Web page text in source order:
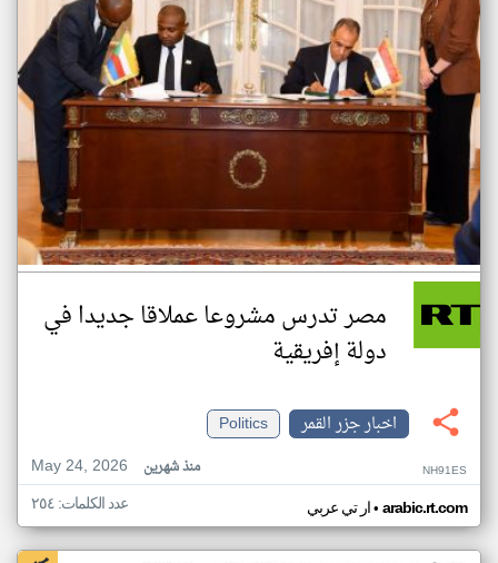
مصر تدرس مشروعا عملاقا جديدا في
دولة إفريقية
اخبار جزر القمر
Politics
May 24, 2026
منذ شهرين NH91ES
ار تي عربي• arabic.rt.com عدد الكلمات: ٢٥٤